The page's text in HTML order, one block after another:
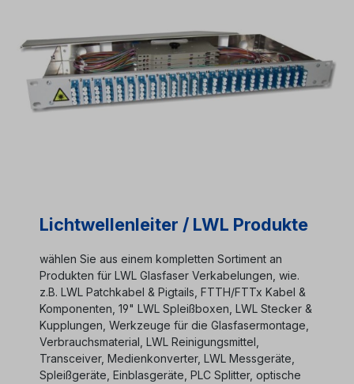
Lichtwellenleiter / LWL Produkte
wählen Sie aus einem kompletten Sortiment an
Produkten für LWL Glasfaser Verkabelungen, wie.
z.B. LWL Patchkabel & Pigtails, FTTH/FTTx Kabel &
Komponenten, 19" LWL Spleißboxen, LWL Stecker &
Kupplungen, Werkzeuge für die Glasfasermontage,
Verbrauchsmaterial, LWL Reinigungsmittel,
Transceiver, Medienkonverter, LWL Messgeräte,
Spleißgeräte, Einblasgeräte, PLC Splitter, optische